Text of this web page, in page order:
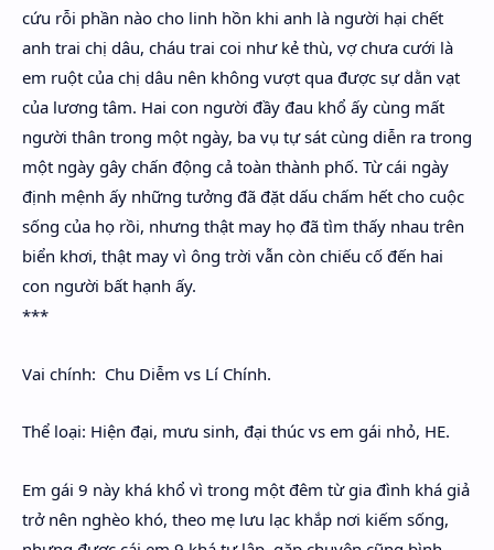
cứu rỗi phần nào cho linh hồn khi anh là người hại chết
anh trai chị dâu, cháu trai coi như kẻ thù, vợ chưa cưới là
em ruột của chị dâu nên không vượt qua được sự dằn vạt
của lương tâm. Hai con người đầy đau khổ ấy cùng mất
người thân trong một ngày, ba vụ tự sát cùng diễn ra trong
một ngày gây chấn động cả toàn thành phố. Từ cái ngày
định mệnh ấy những tưởng đã đặt dấu chấm hết cho cuộc
sống của họ rồi, nhưng thật may họ đã tìm thấy nhau trên
biển khơi, thật may vì ông trời vẫn còn chiếu cố đến hai
con người bất hạnh ấy.
***
Vai chính: Chu Diễm vs Lí Chính.
Thể loại: Hiện đại, mưu sinh, đại thúc vs em gái nhỏ, HE.
Em gái 9 này khá khổ vì trong một đêm từ gia đình khá giả
trở nên nghèo khó, theo mẹ lưu lạc khắp nơi kiếm sống,